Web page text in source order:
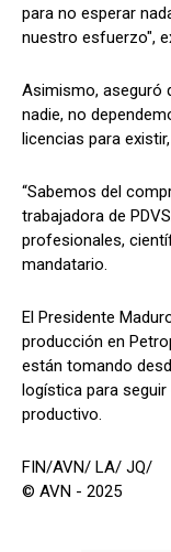
para no esperar
nuestro esfuerzo",
Asimismo, aseguró
nadie, no
licencias para
“Sabemos del
trabajadora de
profesionales,
mandatario.
El Presidente
producción en
están tomando
logística para
productivo.
FIN/AVN/ LA/ JQ/
© AVN - 2025